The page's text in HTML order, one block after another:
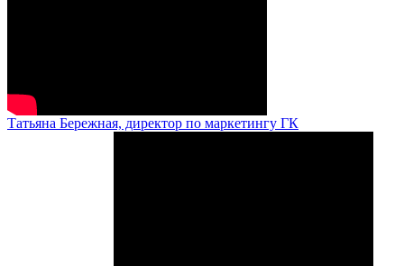
Татьяна Бережная, директор по маркетингу ГК